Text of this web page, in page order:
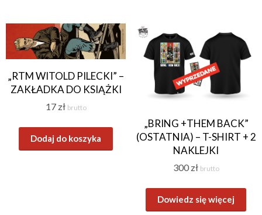
„RTM WITOLD PILECKI” –
ZAKŁADKA DO KSIĄŻKI
17 zł brutto
Dodaj do koszyka
„BRING +THEM BACK”
(OSTATNIA) – T-SHIRT + 2
NAKLEJKI
300 zł brutto
Dowiedz się więcej